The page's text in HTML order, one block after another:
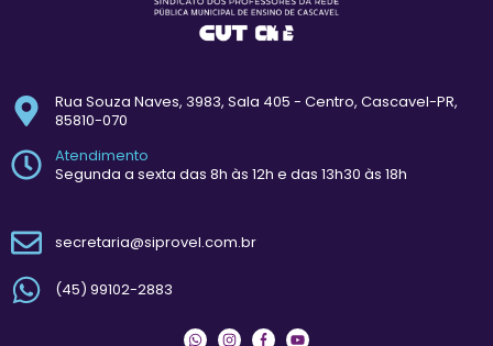
Rua Souza Naves, 3983, Sala 405 - Centro, Cascavel-PR,
85810-070
Atendimento
Segunda a sexta das 8h às 12h e das 13h30 às 18h
secretaria@siprovel.com.br
(45) 99102-2883